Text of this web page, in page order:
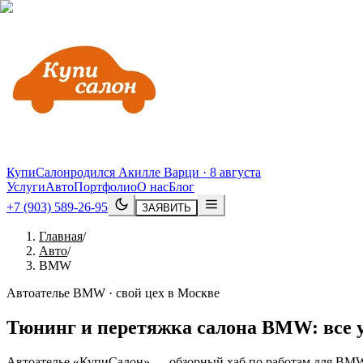
КупиСалонродился Акилле Варци · 8 августа
УслугиАвтоПортфолиоО насБлог
+7 (903) 589-26-95
ЗАЯВИТЬ
Главная/
Авто/
BMW
Автоателье BMW · свой цех в Москве
Тюнинг и перетяжка салона BMW: все